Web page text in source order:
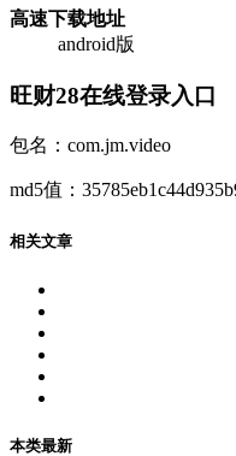
高速下载地址
android版
旺财28在线登录入口
包名：com.jm.video
md5值：
相关文章
本类最新